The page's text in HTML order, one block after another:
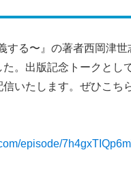
する〜』の著者西岡津
。出版記念トークとし
いたします。ぜひこち
episode/